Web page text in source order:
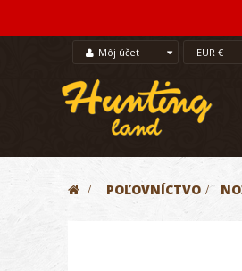
Môj účet EUR €
> POĽOVNÍCTVO >